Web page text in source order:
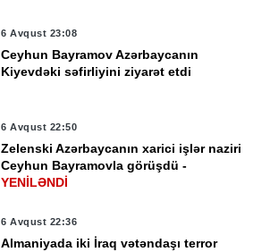
6 Avqust 23:08
Ceyhun Bayramov Azərbaycanın
Kiyevdəki səfirliyini ziyarət etdi
6 Avqust 22:50
Zelenski Azərbaycanın xarici işlər naziri
Ceyhun Bayramovla görüşdü -
YENİLƏNDİ
6 Avqust 22:36
Almaniyada iki İraq vətəndaşı terror